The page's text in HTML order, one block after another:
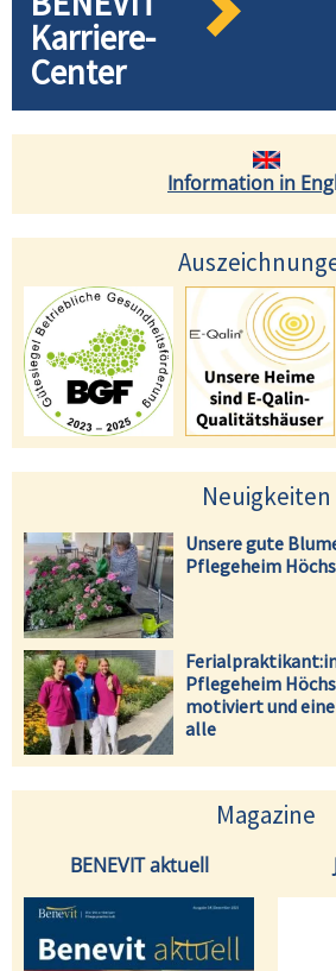
Karriere-
Center
Information in
Neuigkeiten
Unsere gute
Pflegeheim
Pflegeheim
motiviert und
alle
Magazine
BENEVIT aktuell